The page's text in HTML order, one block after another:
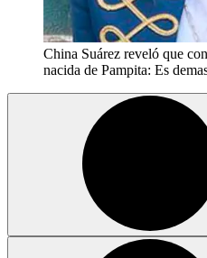
China Suárez reveló que
nacida de Pampita: Es